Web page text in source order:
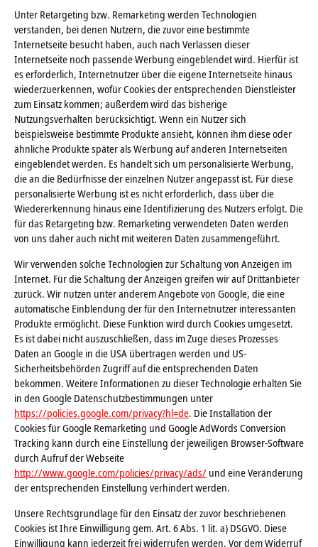
Unter Retargeting bzw. Remarketing werden Technologien
verstanden, bei denen Nutzern, die zuvor eine bestimmte
Internetseite besucht haben, auch nach Verlassen dieser
Internetseite noch passende Werbung eingeblendet wird. Hierfür ist
es erforderlich, Internetnutzer über die eigene Internetseite hinaus
wiederzuerkennen, wofür Cookies der entsprechenden Dienstleister
zum Einsatz kommen; außerdem wird das bisherige
Nutzungsverhalten berücksichtigt. Wenn ein Nutzer sich
beispielsweise bestimmte Produkte ansieht, können ihm diese oder
ähnliche Produkte später als Werbung auf anderen Internetseiten
eingeblendet werden. Es handelt sich um personalisierte Werbung,
die an die Bedürfnisse der einzelnen Nutzer angepasst ist. Für diese
personalisierte Werbung ist es nicht erforderlich, dass über die
Wiedererkennung hinaus eine Identifizierung des Nutzers erfolgt. Die
für das Retargeting bzw. Remarketing verwendeten Daten werden
von uns daher auch nicht mit weiteren Daten zusammengeführt.
Wir verwenden solche Technologien zur Schaltung von Anzeigen im
Internet. Für die Schaltung der Anzeigen greifen wir auf Drittanbieter
zurück. Wir nutzen unter anderem Angebote von Google, die eine
automatische Einblendung der für den Internetnutzer interessanten
Produkte ermöglicht. Diese Funktion wird durch Cookies umgesetzt.
Es ist dabei nicht auszuschließen, dass im Zuge dieses Prozesses
Daten an Google in die USA übertragen werden und US-
Sicherheitsbehörden Zugriff auf die entsprechenden Daten
bekommen. Weitere Informationen zu dieser Technologie erhalten Sie
in den Google Datenschutzbestimmungen unter
https://policies.google.com/privacy?hl=de. Die Installation der
Cookies für Google Remarketing und Google AdWords Conversion
Tracking kann durch eine Einstellung der jeweiligen Browser-Software
durch Aufruf der Webseite
http://www.google.com/policies/privacy/ads/ und eine Veränderung
der entsprechenden Einstellung verhindert werden.
Unsere Rechtsgrundlage für den Einsatz der zuvor beschriebenen
Cookies ist Ihre Einwilligung gem. Art. 6 Abs. 1 lit. a) DSGVO. Diese
Einwilligung kann jederzeit frei widerrufen werden. Vor dem Widerruf